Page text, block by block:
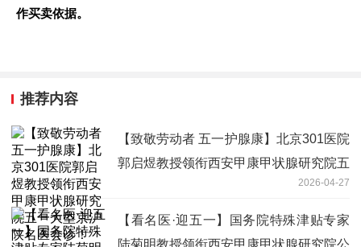
作买卖依据。
推荐内容
【致敬劳动者 五一护腺康】北京301医院
郭启煜教授领衔西安甲康甲状腺研究院五
2026-04-27
【看名医·迎五一】国务院特殊津贴专家
陆菊明教授领衔西安甲康甲状腺研究院公